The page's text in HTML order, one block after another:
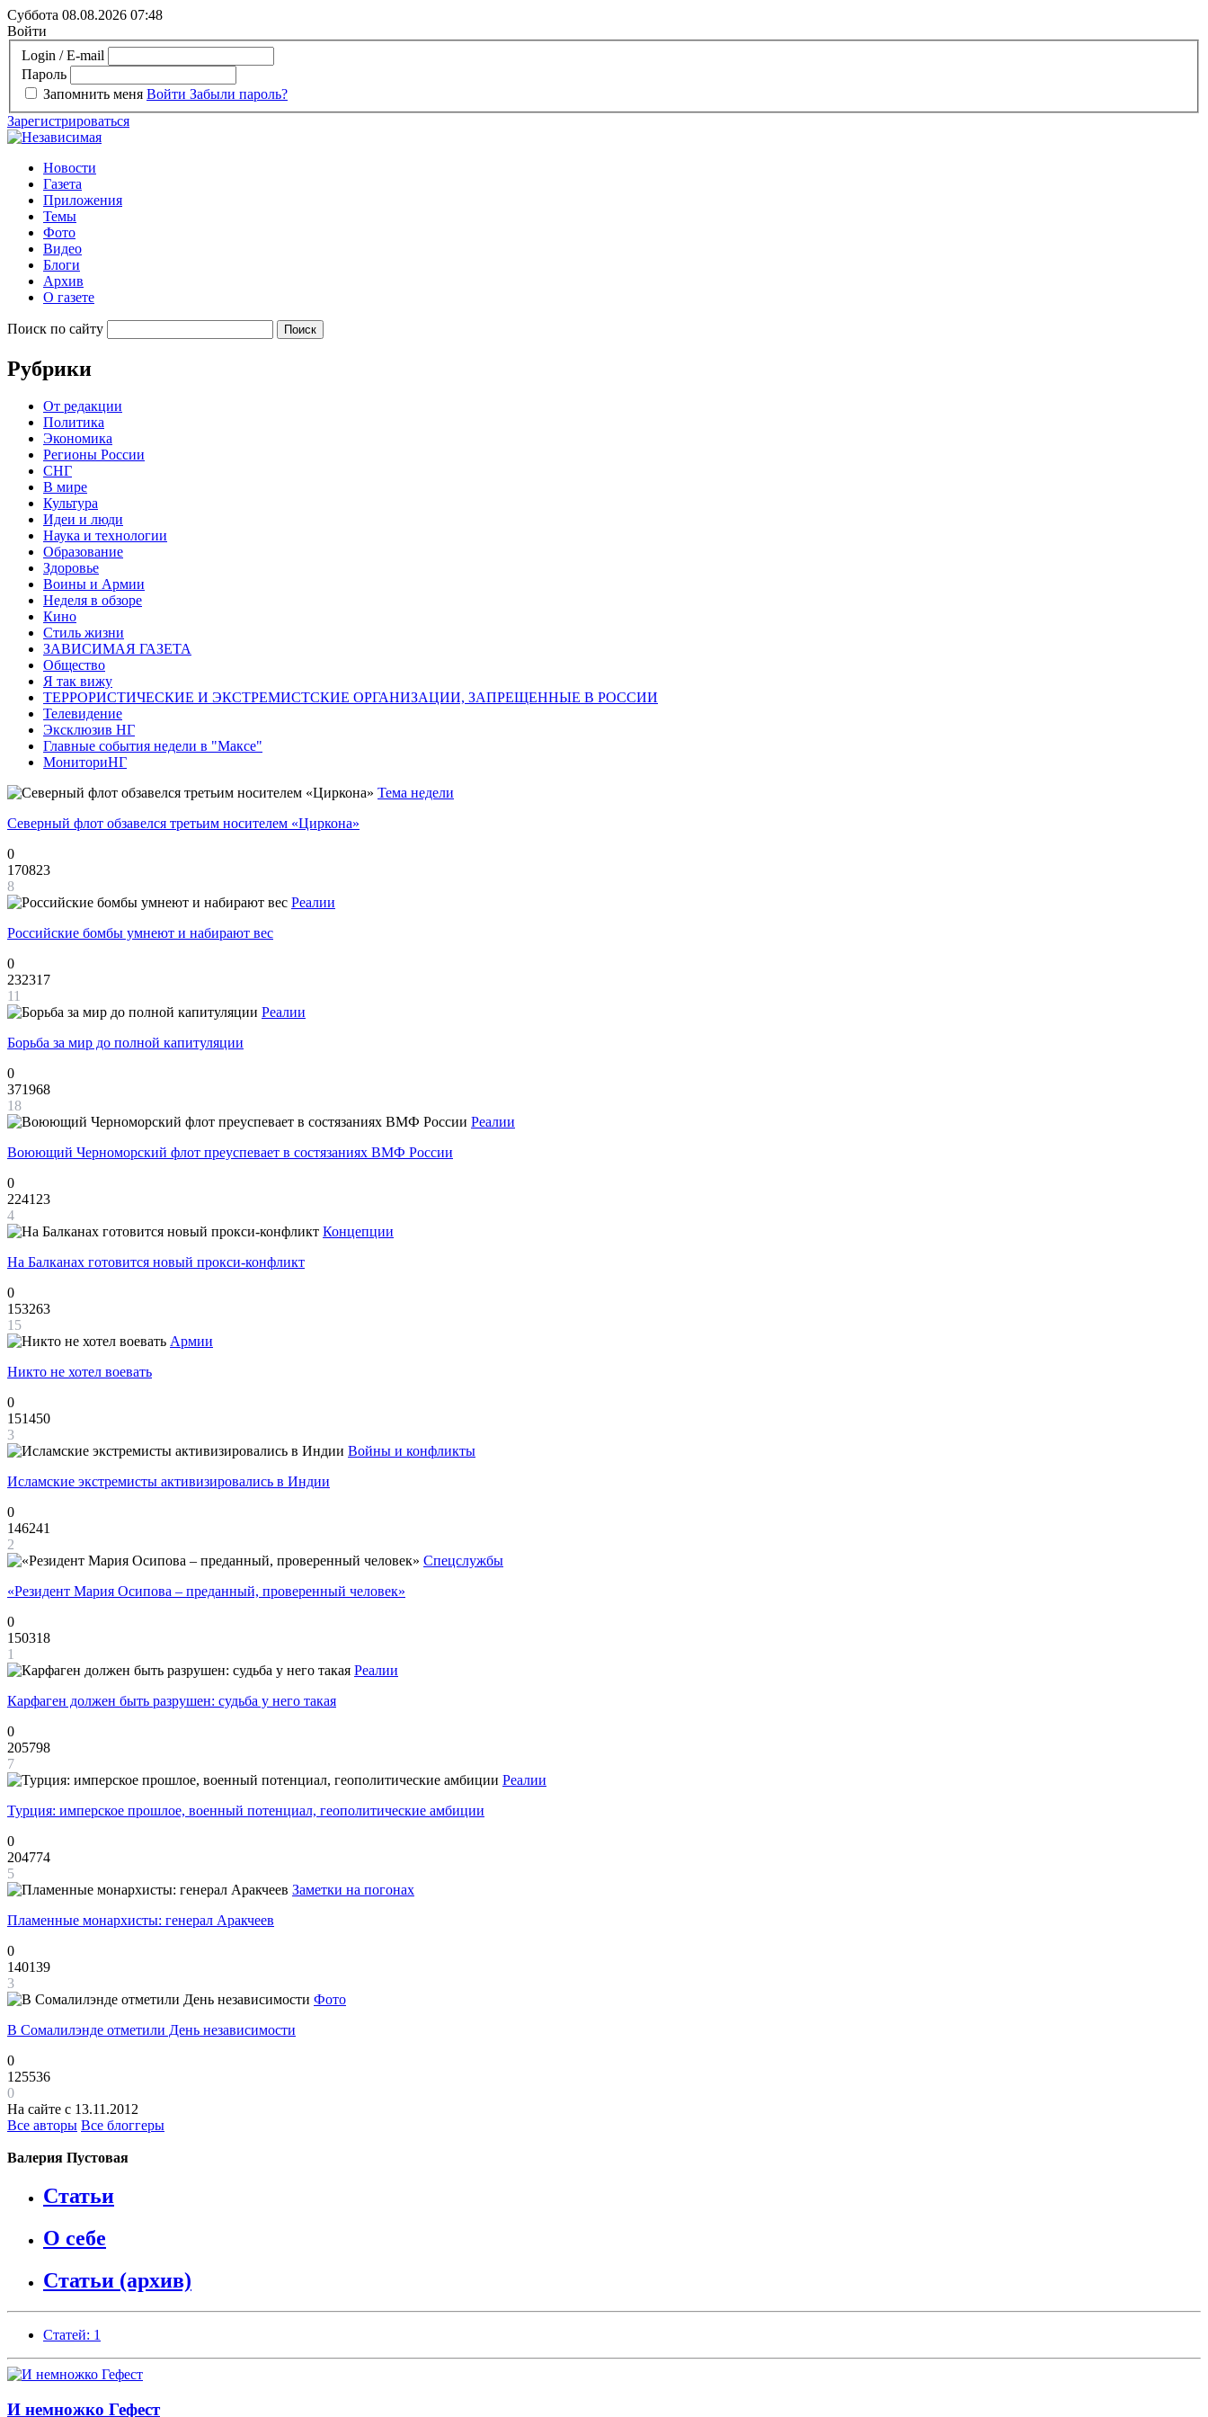
Суббота 08.08.2026 07:48
Войти
Login / E-mail
Пароль
Запомнить меня Войти Забыли пароль?
Зарегистрироваться
Новости
Газета
Приложения
Темы
Фото
Видео
Блоги
Архив
О газете
Поиск по сайту
Рубрики
От редакции
Политика
Экономика
Регионы России
СНГ
В мире
Культура
Идеи и люди
Наука и технологии
Образование
Здоровье
Воины и Армии
Неделя в обзоре
Кино
Стиль жизни
ЗАВИСИМАЯ ГАЗЕТА
Общество
Я так вижу
ТЕРРОРИСТИЧЕСКИЕ И ЭКСТРЕМИСТСКИЕ ОРГАНИЗАЦИИ, ЗАПРЕЩЕННЫЕ В РОССИИ
Телевидение
Эксклюзив НГ
Главные события недели в "Максе"
МониториНГ
Тема недели
Северный флот обзавелся третьим носителем «Циркона»
0
170823
8
Реалии
Российские бомбы умнеют и набирают вес
0
232317
11
Реалии
Борьба за мир до полной капитуляции
0
371968
18
Реалии
Воюющий Черноморский флот преуспевает в состязаниях ВМФ России
0
224123
4
Концепции
На Балканах готовится новый прокси-конфликт
0
153263
15
Армии
Никто не хотел воевать
0
151450
3
Войны и конфликты
Исламские экстремисты активизировались в Индии
0
146241
2
Спецслужбы
«Резидент Мария Осипова – преданный, проверенный человек»
0
150318
1
Реалии
Карфаген должен быть разрушен: судьба у него такая
0
205798
7
Реалии
Турция: имперское прошлое, военный потенциал, геополитические амбиции
0
204774
5
Заметки на погонах
Пламенные монархисты: генерал Аракчеев
0
140139
3
Фото
В Сомалилэнде отметили День независимости
0
125536
0
На сайте с 13.11.2012
Все авторы Все блоггеры
Валерия Пустовая
Статьи
О себе
Статьи (архив)
Статей: 1
И немножко Гефест